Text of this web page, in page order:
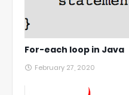
For-each loop in Java
February 27, 2020